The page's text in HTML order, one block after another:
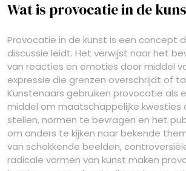
Wat is provocatie in de
Provocatie in de kunst is een concept
discussie leidt. Het verwijst naar het
van reacties en emoties door middel
expressie die grenzen overschrijdt of
Kunstenaars gebruiken provocatie als
middel om maatschappelijke kwesties
stellen, normen te bevragen en het
om anders te kijken naar bekende
van schokkende beelden,
radicale vormen van kunst maken